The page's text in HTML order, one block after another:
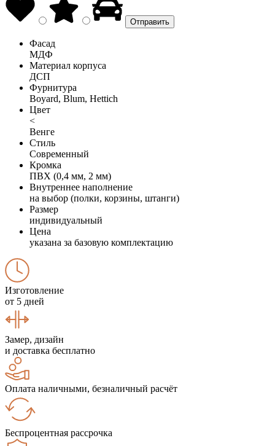
Фасад
МДФ
Материал корпуса
ДСП
Фурнитура
Boyard, Blum, Hettich
Цвет
<
Венге
Стиль
Современный
Кромка
ПВХ (0,4 мм, 2 мм)
Внутреннее наполнение
на выбор (полки, корзины, штанги)
Размер
индивидуальный
Цена
указана за базовую комплектацию
Изготовление
от 5 дней
Замер, дизайн
и доставка бесплатно
Оплата наличными, безналичный расчёт
Беспроцентная рассрочка